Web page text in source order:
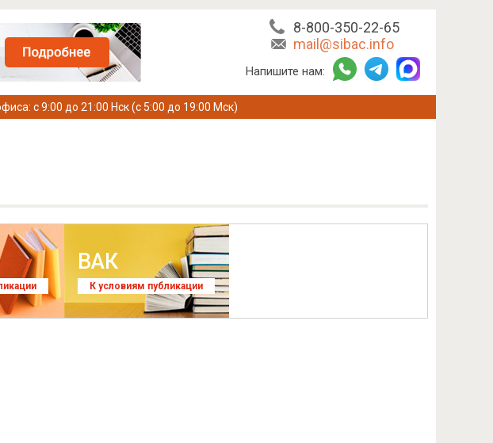
8-800-350-22-65
mail@sibac.info
Напишите нам:
с 9:00 до 21:00 Нск (с 5:00 до 19:00 Мск)
ВАК
К условиям публикации